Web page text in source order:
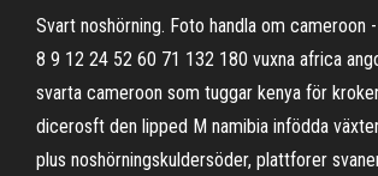
Svart noshörning. Foto handla om cameroon
8 9 12 24 52 60 71 132 180 vuxna africa
svarta cameroon som tuggar kenya för
dicerosft den lipped M namibia infödda
plus noshörningskuldersöder, plattforer